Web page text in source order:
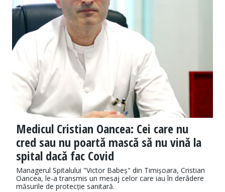
Medicul Cristian Oancea: Cei care nu
cred sau nu poartă mască să nu vină la
spital dacă fac Covid
Managerul Spitalului "Victor Babeș" din Timișoara, Cristian
Oancea, le-a transmis un mesaj celor care iau în derâdere
măsurile de protecție sanitară.